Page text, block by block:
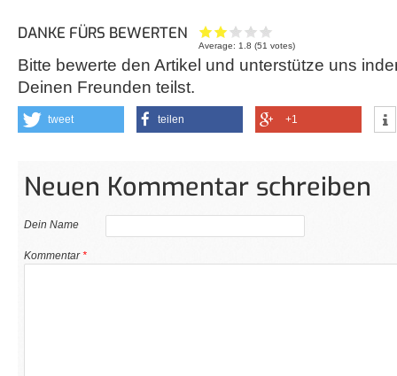
DANKE FÜRS BEWERTEN
Average:1.8 (51 votes)
Bitte bewerte den Artikel und unterstütze uns
Deinen Freunden teilst.
tweet teilen +1
Neuen Kommentar schreiben
Dein Name
Kommentar*